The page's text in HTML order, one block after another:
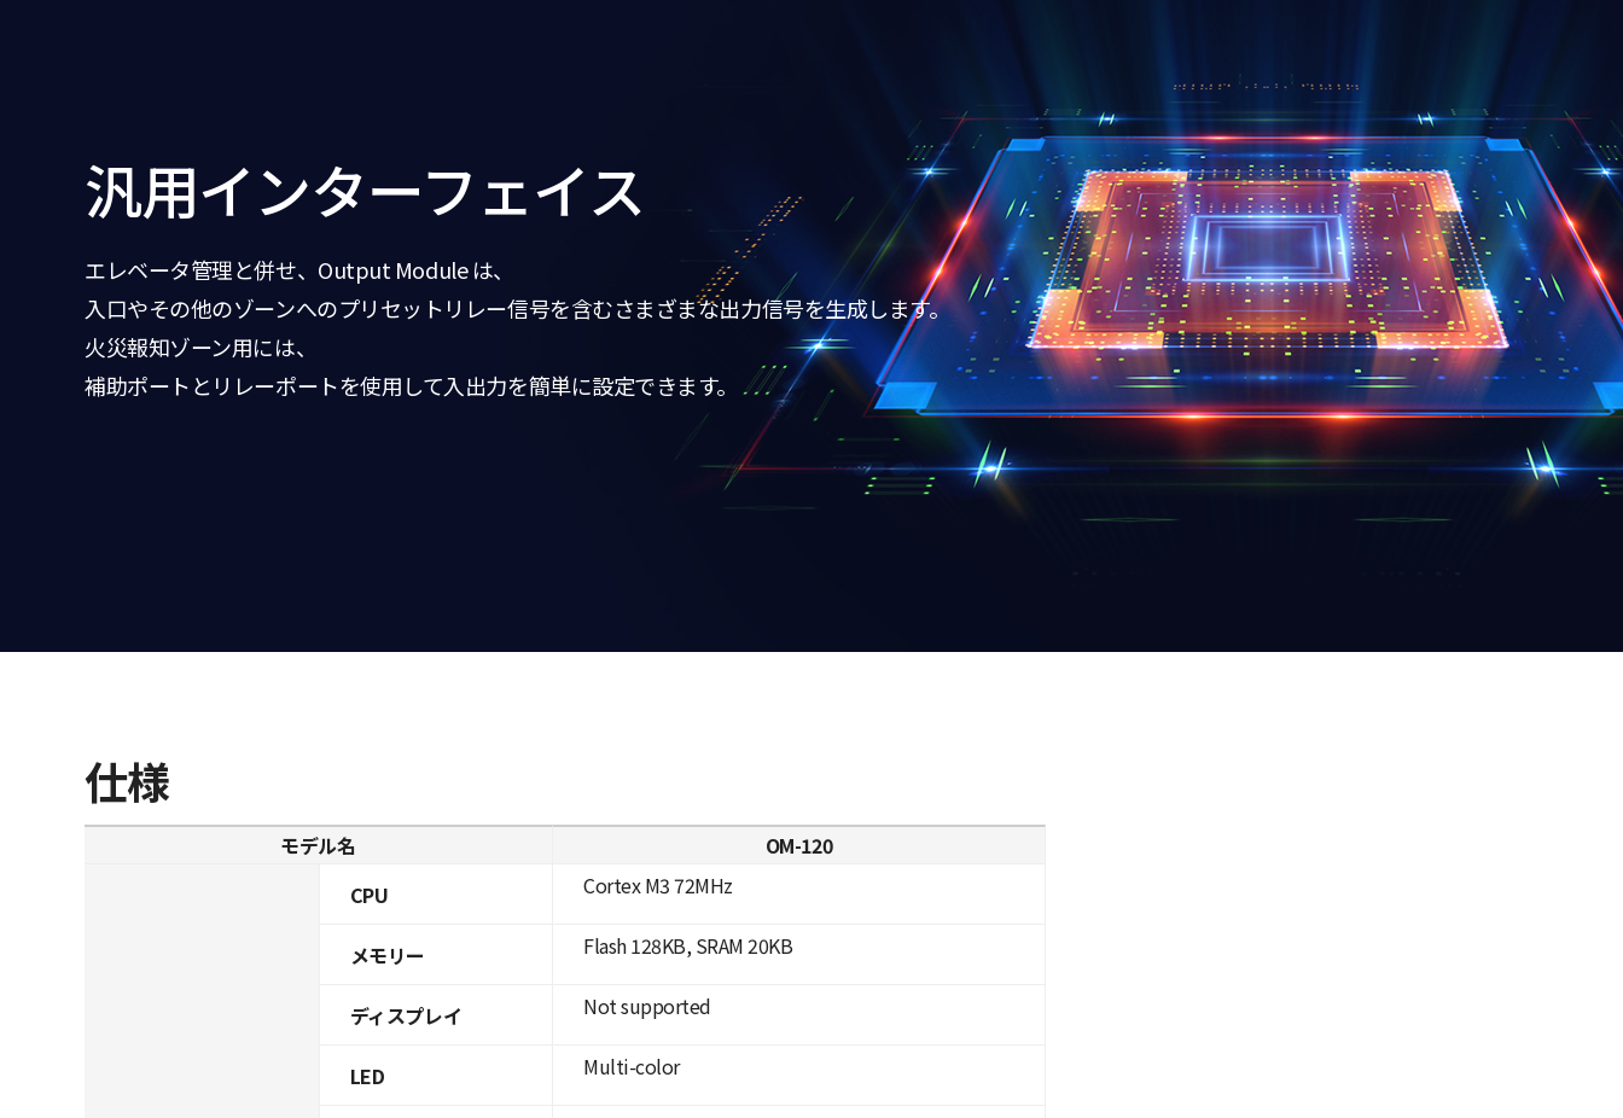
汎用インターフェイス
エレベータ管理と併せ、Output Module は、
入口やその他のゾーンへのプリセットリレー信号を含むさまざまな出力信号を生成します。
火災報知ゾーン用には、
補助ポートとリレーポートを使用して入出力を簡単に設定できます。
仕様
モデル名
CPU
メモリー
ディスプレイ
LED
OM-120
Cortex M3 72MHz
Flash 128KB, SRAM 20KB
Not supported
Multi-color